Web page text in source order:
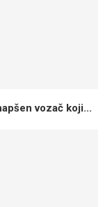
vozač koji...